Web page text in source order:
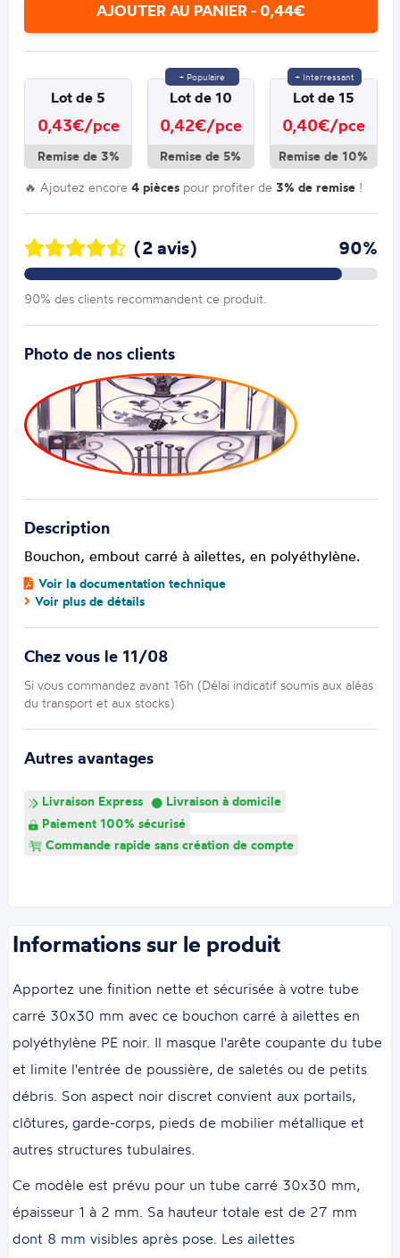
AJOUTER AU PANIER - 0,44€
Lot de 5
0,43€/pce
Remise de 3%
+ Populaire
Lot de 10
0,42€/pce
Remise de 5%
+ Interressant
Lot de 15
0,40€/pce
Remise de 10%
🔥 Ajoutez encore4 pièces pour profiter de 3% de remise !
(2 avis) 90%
90% des clients recommandent ce produit.
Photo de nos clients
Description
Bouchon, embout carré à ailettes, en polyéthylène.
Voir la documentation technique
Voir plus de détails
Chez vous le 11/08
Si vous commandez avant 16h (Délai indicatif soumis aux aléas
du transport et aux stocks)
Autres avantages
Livraison Express
Livraison à domicile
Paiement 100% sécurisé
Commande rapide sans création de compte
Informations sur le produit
Apportez une finition nette et sécurisée à votre tube
carré 30x30 mm avec ce bouchon carré à ailettes en
polyéthylène PE noir. Il masque l'arête coupante du tube
et limite l'entrée de poussière, de saletés ou de petits
débris. Son aspect noir discret convient aux portails,
clôtures, garde-corps, pieds de mobilier métallique et
autres structures tubulaires.
Ce modèle est prévu pour un tube carré 30x30 mm,
épaisseur 1 à 2 mm. Sa hauteur totale est de 27 mm
dont 8 mm visibles après pose. Les ailettes